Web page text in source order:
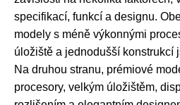
specifikací, funkcí a designu.
modely s méně výkonnými
úložiště a jednodušší konstrukcí
Na druhou stranu, prémiové
procesory, velkým úložištěm,